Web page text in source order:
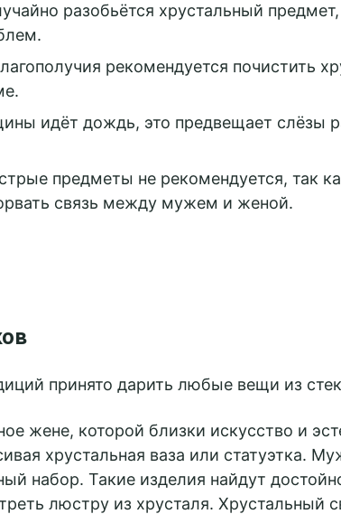
разобьётся хрустальный
рекомендуется почистить
идёт дождь, это предвещает слёзы
предметы не рекомендуется, так
связь между мужем и женой.
принято дарить любые вещи из
жене, которой близки искусство и
хрустальная ваза или статуэтка.
набор. Такие изделия найдут
люстру из хрусталя. Хрустальный